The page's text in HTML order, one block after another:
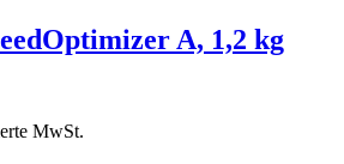
A, 1,2 kg
MwSt.